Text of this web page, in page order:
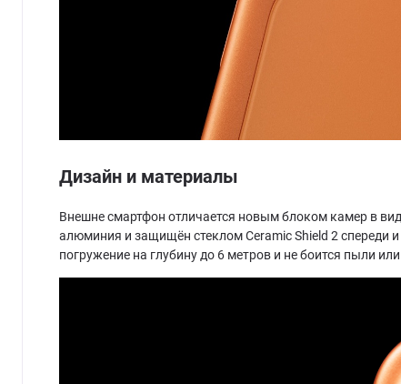
Дизайн и материалы
Внешне смартфон отличается новым блоком камер в
алюминия и защищён стеклом Ceramic Shield 2 спереди
погружение на глубину до 6 метров и не боится пыли